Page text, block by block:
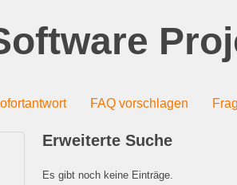
FAQ vorschlagen
Erweiterte Suche
Es gibt noch keine Einträge.